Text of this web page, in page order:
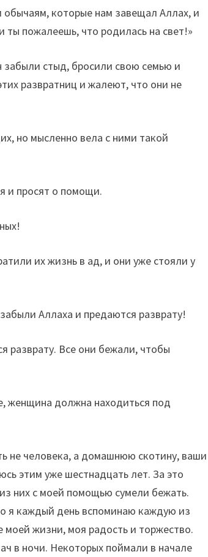
которые нам завещал Аллах, и
пожалеешь, что родилась на свет!»
стыд, бросили свою семью и
развратниц и жалеют, что они не
но мысленно вела с ними такой
и просят о помощи.
их жизнь в ад, и они уже стояли у
Аллаха и предаются разврату!
разврату. Все они бежали, чтобы
должна находиться под
не человека, а домашнюю скотину, ваши
этим уже шестнадцать лет. За это
них с моей помощью сумели бежать.
я каждый день вспоминаю каждую из
жизни, моя радость и торжество.
в ночи. Некоторых поймали в начале